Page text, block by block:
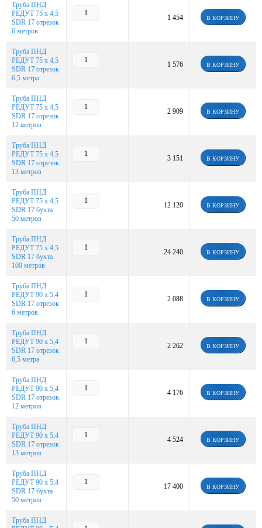
Труба ПНД
РЕДУТ 75 х 4,5
SDR 17 отрезок
6 метров
1 454 В КОРЗИНУ
Труба ПНД
РЕДУТ 75 х 4,5
SDR 17 отрезок
6,5 метра
1 576 В КОРЗИНУ
Труба ПНД
РЕДУТ 75 х 4,5
SDR 17 отрезок
12 метров
2 909 В КОРЗИНУ
Труба ПНД
РЕДУТ 75 х 4,5
SDR 17 отрезок
13 метров
3 151 В КОРЗИНУ
Труба ПНД
РЕДУТ 75 х 4,5
SDR 17 бухта
50 метров
12 120 В КОРЗИНУ
Труба ПНД
РЕДУТ 75 х 4,5
SDR 17 бухта
100 метров
24 240 В КОРЗИНУ
Труба ПНД
РЕДУТ 90 х 5,4
SDR 17 отрезок
6 метров
2 088 В КОРЗИНУ
Труба ПНД
РЕДУТ 90 х 5,4
SDR 17 отрезок
6,5 метра
2 262 В КОРЗИНУ
Труба ПНД
РЕДУТ 90 х 5,4
SDR 17 отрезок
12 метров
4 176 В КОРЗИНУ
Труба ПНД
РЕДУТ 90 х 5,4
SDR 17 отрезок
13 метров
4 524 В КОРЗИНУ
Труба ПНД
РЕДУТ 90 х 5,4
SDR 17 бухта
50 метров
17 400 В КОРЗИНУ
Труба ПНД